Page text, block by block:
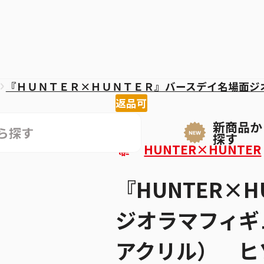
新商品
探す
『ＨＵＮＴＥＲ×ＨＵＮＴＥＲ』バースデイ名場
返品可
HUNTER×HUNTER
『
ジオラマフィ
アクリル） ヒ